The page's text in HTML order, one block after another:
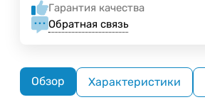
Гарантия качества
Обратная связь
Обзор Характеристики